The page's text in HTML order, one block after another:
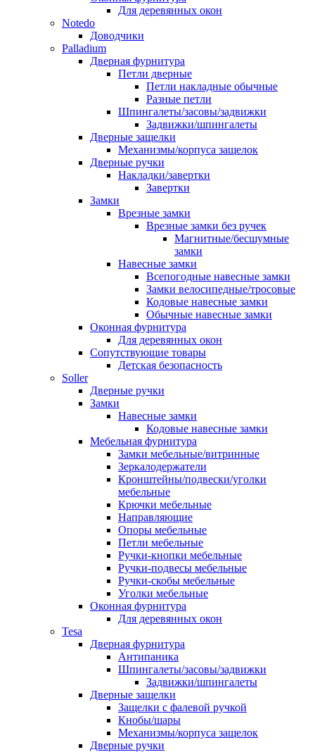
Для деревянных окон
Notedo
Доводчики
Palladium
Дверная фурнитура
Петли дверные
Петли накладные обычные
Разные петли
Шпингалеты/засовы/задвижки
Задвижки/шпингалеты
Дверные защелки
Механизмы/корпуса защелок
Дверные ручки
Накладки/завертки
Завертки
Замки
Врезные замки
Врезные замки без ручек
Магнитные/бесшумные
замки
Навесные замки
Всепогодные навесные замки
Замки велосипедные/тросовые
Кодовые навесные замки
Обычные навесные замки
Оконная фурнитура
Для деревянных окон
Сопутствующие товары
Детская безопасность
Soller
Дверные ручки
Замки
Навесные замки
Кодовые навесные замки
Мебельная фурнитура
Замки мебельные/витринные
Зеркалодержатели
Кронштейны/подвески/уголки
мебельные
Крючки мебельные
Направляющие
Опоры мебельные
Петли мебельные
Ручки-кнопки мебельные
Ручки-подвесы мебельные
Ручки-скобы мебельные
Уголки мебельные
Оконная фурнитура
Для деревянных окон
Tesa
Дверная фурнитура
Антипаника
Шпингалеты/засовы/задвижки
Задвижки/шпингалеты
Дверные защелки
Защелки с фалевой ручкой
Кнобы/шары
Механизмы/корпуса защелок
Дверные ручки